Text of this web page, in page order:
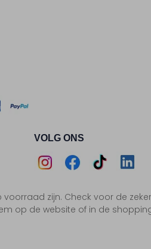
VOLG ONS
Instagram
Facebook
TikTok
zijn. Check voor de
op de website of in de